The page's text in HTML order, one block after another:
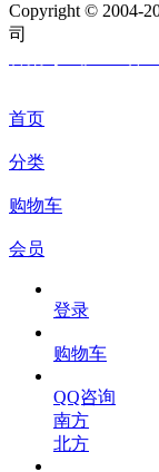
Copyright © 2004-
司
首页
分类
购物车
会员
登录
购物车
QQ咨询
南方
北方